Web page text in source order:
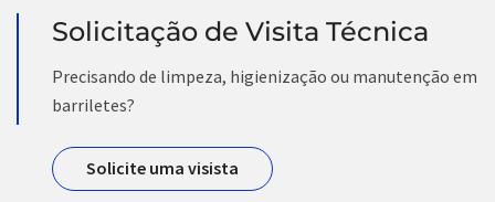
Solicitação de Visita Técnica
Precisando de limpeza, higienização ou manutenção em
barriletes?
Solicite uma visista